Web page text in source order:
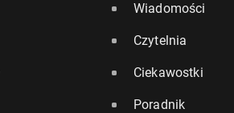
Wiadomości
Czytelnia
Ciekawostki
Poradnik